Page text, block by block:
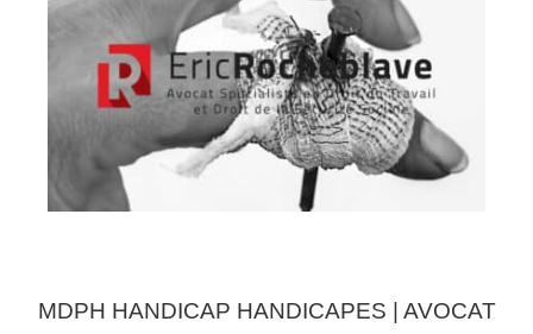
MDPH HANDICAP HANDICAPES | AVOCAT